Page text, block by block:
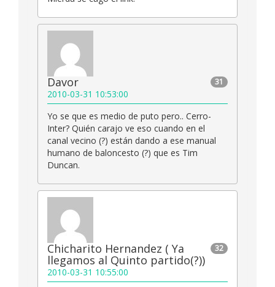
31
Davor
2010-03-31 10:53:00
Yo se que es medio de puto pero.. Cerro-
Inter? Quién carajo ve eso cuando en el
canal vecino (?) están dando a ese manual
humano de baloncesto (?) que es Tim
Duncan.
32
Chicharito Hernandez ( Ya
llegamos al Quinto partido(?))
2010-03-31 10:55:00